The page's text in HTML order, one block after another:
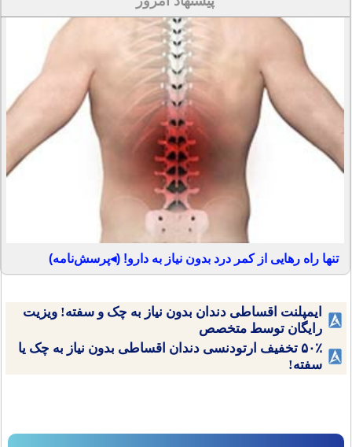
تنها راه رهایی از کمر درد بدون نیاز به دارو! (◂پرسش‌نامه)
ایمپلنت اقساطی دندان بدون نیاز به چک و سفته! ویزیت
رایگان توسط متخصص
۵۰٪ تخفیف ارتودنسی دندان اقساطی بدون نیاز به چک یا
سفته!